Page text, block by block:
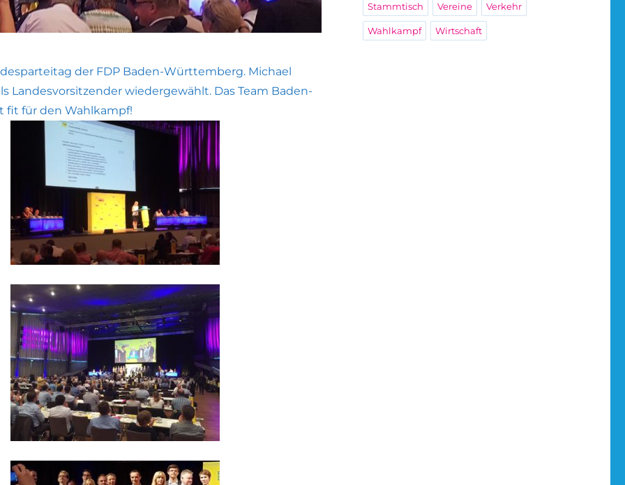
der FDP Baden-Württemberg. Michael
Landesvorsitzender wiedergewählt. Das Team Baden-
fit für den Wahlkampf!
Stammtisch Vereine Verkehr
Wahlkampf Wirtschaft